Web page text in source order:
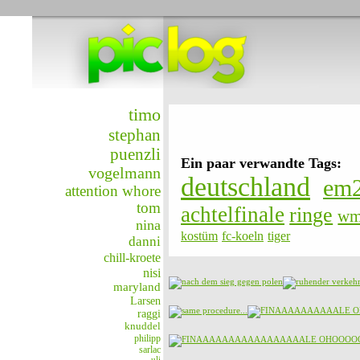
timo
stephan
puenzli
vogelmann
attention whore
tom
nina
danni
chill-kroete
nisi
maryland
Larsen
raggi
knuddel
philipp
sarlac
Ein paar verwandte Tags:
deutschland
achtelfinale ringe
kostüm fc-koeln tiger